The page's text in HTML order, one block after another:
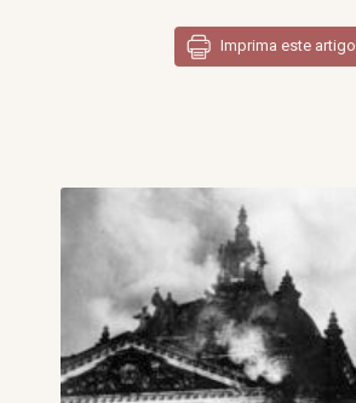
Imprima este artigo